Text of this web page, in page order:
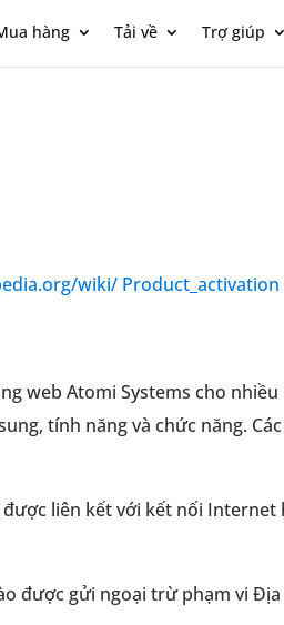
hàng Tải về Trợ giúp
wiki/ Product_activation
web Atomi Systems cho nhiều
tính năng và chức năng.
liên kết với kết nối Internet
được gửi ngoại trừ phạm vi Địa